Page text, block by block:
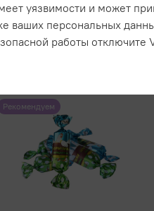
Рекомендуем
уязвимости и может
ваших персональных
работы отключите